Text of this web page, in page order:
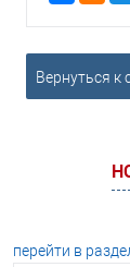
Вернуться к
перейти в